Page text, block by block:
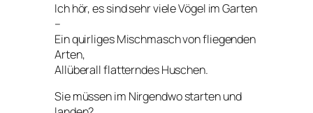
Ich hör, es sind sehr viele Vögel im Garten
–
Ein quirliges Mischmasch von fliegenden
Arten,
Allüberall flatterndes Huschen.
Sie müssen im Nirgendwo starten und